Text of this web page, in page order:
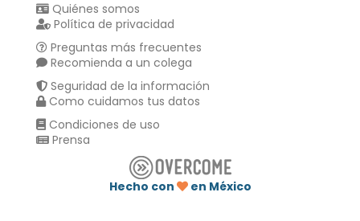
Quiénes somos
Política de privacidad
Preguntas más frecuentes
Recomienda a un colega
Seguridad de la información
Como cuidamos tus datos
Condiciones de uso
Prensa
Hecho con
en México